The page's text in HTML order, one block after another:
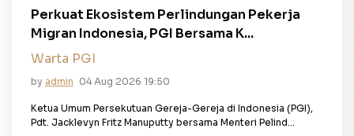
Perkuat Ekosistem Perlindungan Pekerja
Migran Indonesia, PGI Bersama K...
Warta PGI
by admin 04 Aug 2026 19:50
Ketua Umum Persekutuan Gereja-Gereja di Indonesia (PGI),
Pdt. Jacklevyn Fritz Manuputty bersama Menteri Pelind...